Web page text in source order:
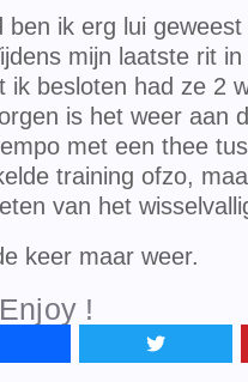
ben ik erg lui
mijn laatste rit
ik besloten had ze 2
is het weer aan
met een thee
training ofzo,
van het
keer maar weer.
!